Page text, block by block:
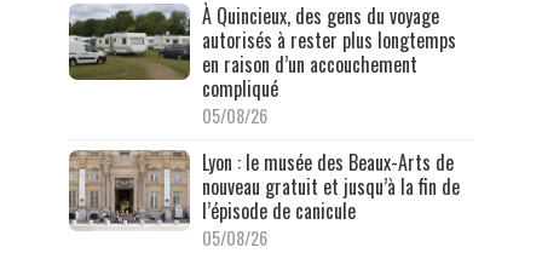
À Quincieux, des gens du voyage
autorisés à rester plus longtemps
en raison d’un accouchement
compliqué
05/08/26
Lyon : le musée des Beaux-Arts de
nouveau gratuit et jusqu’à la fin de
l’épisode de canicule
05/08/26